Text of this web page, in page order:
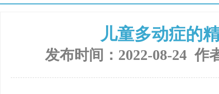
儿童多动症的
发布时间：2022-08-24 作